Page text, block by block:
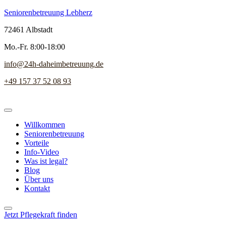
Seniorenbetreuung Lebherz
72461 Albstadt
Mo.-Fr. 8:00-18:00
info@24h-daheimbetreuung.de
+49 157 37 52 08 93
Willkommen
Seniorenbetreuung
Vorteile
Info-Video
Was ist legal?
Blog
Über uns
Kontakt
Jetzt Pflegekraft finden